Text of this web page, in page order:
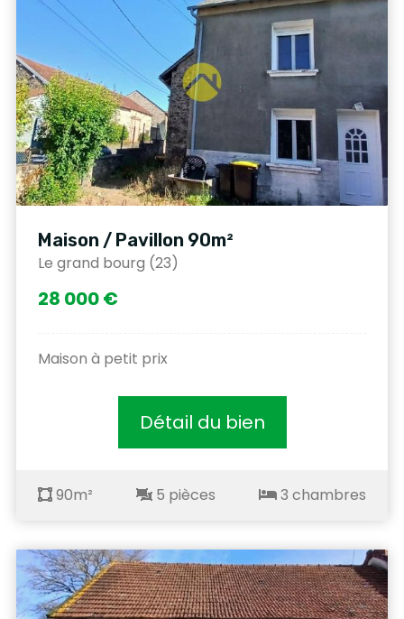
Maison / Pavillon 90m²
Le grand bourg (23)
28 000 €
Maison à petit prix
Détail du bien
90m² 5 pièces 3 chambres